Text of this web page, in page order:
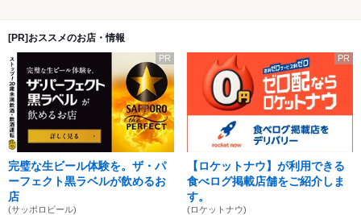
[PR]おススメのお店・情報
PR
完璧な生ビール体験を。ザ・パ
ーフェクト黒ラベルが飲めるお
店
(サッポロビール)
PR
【ロケットナウ】が利用できる
食べログ掲載店舗をご紹介しま
す。
(ロケットナウ)